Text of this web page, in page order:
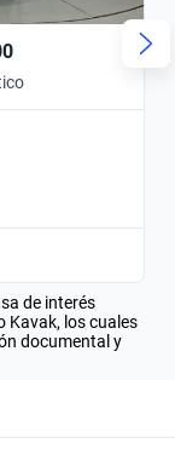
de interés
Kavak, los cuales
documental y